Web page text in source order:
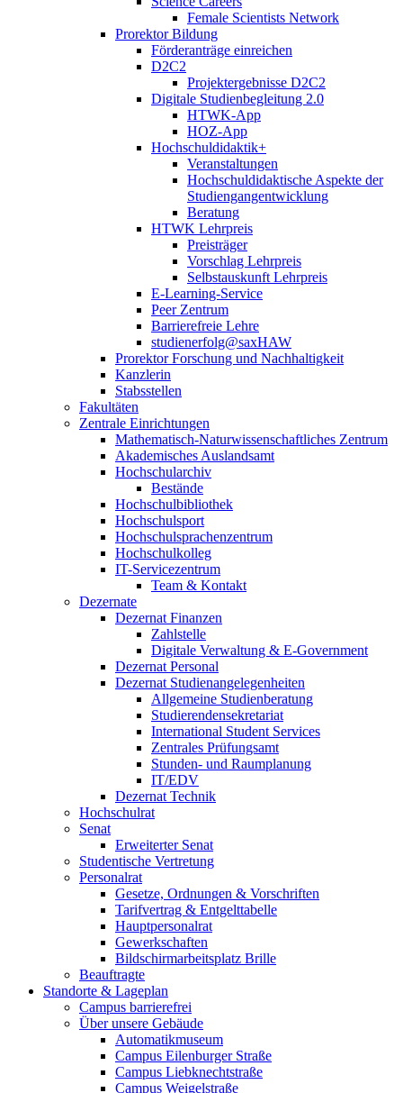
Female Scientists Network
Prorektor Bildung
Förderanträge einreichen
D2C2
Projektergebnisse D2C2
Digitale Studienbegleitung 2.0
HTWK-App
HOZ-App
Hochschuldidaktik+
Veranstaltungen
Hochschuldidaktische Aspekte der
Studiengangentwicklung
Beratung
HTWK Lehrpreis
Preisträger
Vorschlag Lehrpreis
Selbstauskunft Lehrpreis
E-Learning-Service
Peer Zentrum
Barrierefreie Lehre
studienerfolg@saxHAW
Prorektor Forschung und Nachhaltigkeit
Kanzlerin
Stabsstellen
Fakultäten
Zentrale Einrichtungen
Mathematisch-Naturwissenschaftliches Zentrum
Akademisches Auslandsamt
Hochschularchiv
Bestände
Hochschulbibliothek
Hochschulsport
Hochschulsprachenzentrum
Hochschulkolleg
IT-Servicezentrum
Team & Kontakt
Dezernate
Dezernat Finanzen
Zahlstelle
Digitale Verwaltung & E-Government
Dezernat Personal
Dezernat Studienangelegenheiten
Allgemeine Studienberatung
Studierendensekretariat
International Student Services
Zentrales Prüfungsamt
Stunden- und Raumplanung
IT/EDV
Dezernat Technik
Hochschulrat
Senat
Erweiterter Senat
Studentische Vertretung
Personalrat
Gesetze, Ordnungen & Vorschriften
Tarifvertrag & Entgelttabelle
Hauptpersonalrat
Gewerkschaften
Bildschirmarbeitsplatz Brille
Beauftragte
Standorte & Lageplan
Campus barrierefrei
Über unsere Gebäude
Automatikmuseum
Campus Eilenburger Straße
Campus Liebknechtstraße
Campus Weigelstraße